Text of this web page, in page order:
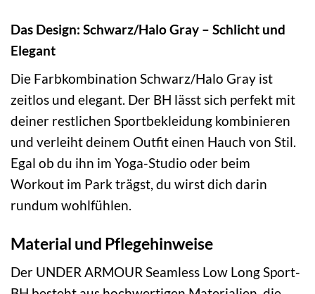
Das Design: Schwarz/Halo Gray – Schlicht und
Elegant
Die Farbkombination Schwarz/Halo Gray ist
zeitlos und elegant. Der BH lässt sich perfekt mit
deiner restlichen Sportbekleidung kombinieren
und verleiht deinem Outfit einen Hauch von Stil.
Egal ob du ihn im Yoga-Studio oder beim
Workout im Park trägst, du wirst dich darin
rundum wohlfühlen.
Material und Pflegehinweise
Der UNDER ARMOUR Seamless Low Long Sport-